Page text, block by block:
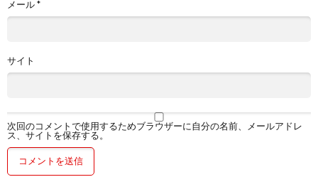
メール*
サイト
次回のコメントで使用するためブラウザーに自分の名前、メールアドレ
ス、サイトを保存する。